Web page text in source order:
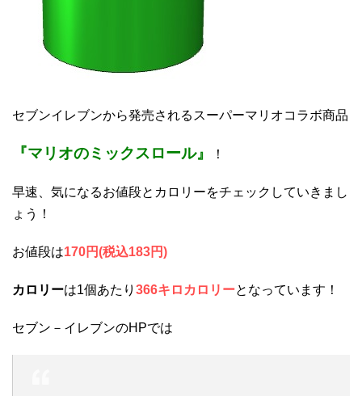
セブンイレブンから発売されるスーパーマリオコラボ商品
『マリオのミックスロール』 ！
早速、気になるお値段とカロリーをチェックしていきまし
ょう！
お値段は170円(税込183円)
カロリーは1個あたり 366キロカロリーとなっています！
セブン－イレブンのHPでは